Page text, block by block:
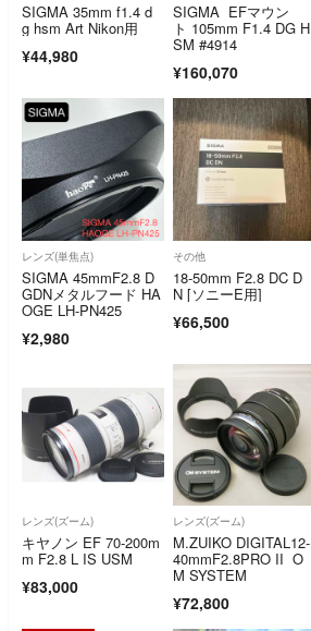
SIGMA 35mm f1.4 d
g hsm Art Nikon用
¥44,980
SIGMA EFマウン
ト 105mm F1.4 DG H
SM #4914
¥160,070
レンズ(単焦点)
SIGMA 45mmF2.8 D
GDNメタルフード HA
OGE LH-PN425
¥2,980
その他
18-50mm F2.8 DC D
N [ソニーE用]
¥66,500
レンズ(ズーム)
キヤノン EF 70-200m
m F2.8 L IS USM
¥83,000
レンズ(ズーム)
M.ZUIKO DIGITAL12-
40mmF2.8PRO II O
M SYSTEM
¥72,800